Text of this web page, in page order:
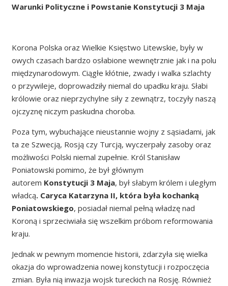
Warunki Polityczne i Powstanie Konstytucji 3 Maja
Korona Polska oraz Wielkie Księstwo Litewskie, były w
owych czasach bardzo osłabione wewnętrznie jak i na polu
międzynarodowym. Ciągłe kłótnie, zwady i walka szlachty
o przywileje, doprowadziły niemal do upadku kraju. Słabi
królowie oraz nieprzychylne siły z zewnątrz, toczyły naszą
ojczyznę niczym paskudna choroba.
Poza tym, wybuchające nieustannie wojny z sąsiadami, jak
ta ze Szwecją, Rosją czy Turcją, wyczerpały zasoby oraz
możliwości Polski niemal zupełnie. Król Stanisław
Poniatowski pomimo, że był głównym
autorem Konstytucji 3 Maja, był słabym królem i uległym
władcą. Caryca Katarzyna II, która była kochanką
Poniatowskiego, posiadał niemal pełną władzę nad
Koroną i sprzeciwiała się wszelkim próbom reformowania
kraju.
Jednak w pewnym momencie historii, zdarzyła się wielka
okazja do wprowadzenia nowej konstytucji i rozpoczęcia
zmian. Była nią inwazja wojsk tureckich na Rosję. Również